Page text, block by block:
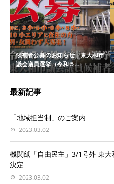
候補者公募のお知らせ｜東大和市
議会議員選挙（令和５...
最新記事
「地域担当制」のご案内
2023.03.02
機関紙「自由民主」3/1号外 東
決定
2023.03.02